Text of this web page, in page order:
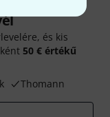
és kis
50 € értékű
Thomann